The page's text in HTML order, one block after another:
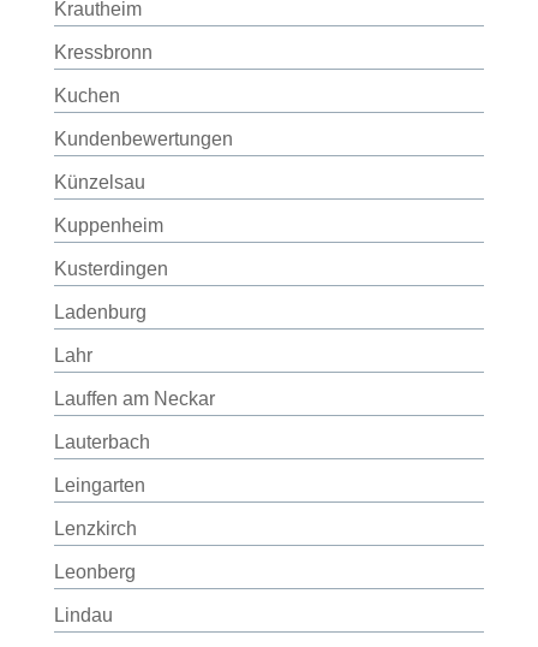
Krautheim
Kressbronn
Kuchen
Kundenbewertungen
Künzelsau
Kuppenheim
Kusterdingen
Ladenburg
Lahr
Lauffen am Neckar
Lauterbach
Leingarten
Lenzkirch
Leonberg
Lindau